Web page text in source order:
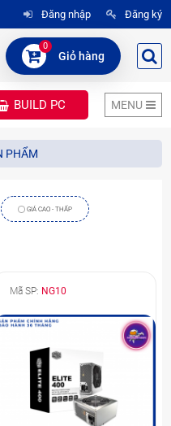
Đăng nhập Đăng ký
0
Giỏ hàng
MENU
BUILD PC
PHẨM
GIÁ CAO - THẤP
Mã SP: NG10